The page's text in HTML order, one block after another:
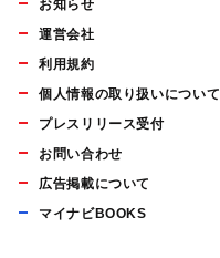
お知らせ
運営会社
利用規約
個人情報の取り扱いについて
プレスリリース受付
お問い合わせ
広告掲載について
マイナビBOOKS